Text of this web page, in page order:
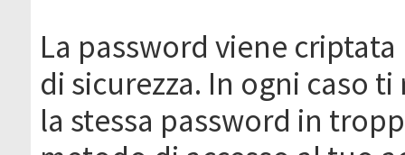
La password viene
di sicurezza. In ogni caso
la stessa password in